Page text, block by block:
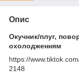
Опис
Окучник/плуг,
охолодженням
https://
2148